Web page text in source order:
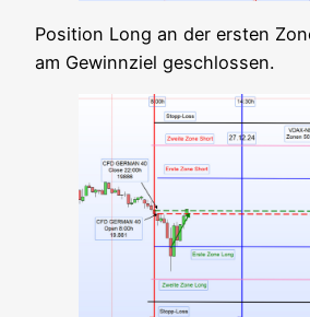
Posi­ti­on Long an der ers­ten
am Gewinn­ziel geschlossen.